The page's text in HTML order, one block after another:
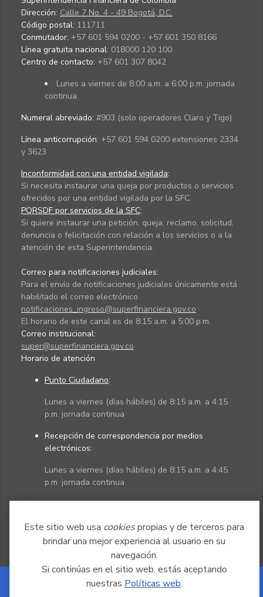
Este sitio web usa cookiespropias y de terceros para
brindar una mejor experiencia al usuario en su
navegación.
Si continúas en el sitio web, estás aceptando
nuestras Políticas web.
Dirección: Calle 7 No. 4 - 49 Bogotá, D.C.
Código postal: 111711
Conmutador: +57 601 594 0200 - +57 601 350 8166
Línea gratuita nacional: 018000 120 100
Centro de contacto: +57 601 307 8042
Lunes a viernes de 8:00 a.m. a 6:00 p.m. jornada
continua.
Numeral abreviado: #903 (solo operadores Claro y Tigo)
Línea anticorrupción: +57 601 594 0200 extensiones 2334
y 3623
Inconformidad con una entidad vigilada:
Si necesita instaurar una queja por productos o servicios
ofrecidos por una entidad vigilada por la SFC.
PQRSDF por servicios de la SFC:
Si quiere instaurar una petición, queja, reclamo, solicitud,
denuncia o felicitación con relación a los servicios o a la
atención de esta Superintendencia.
Correo para notificaciones judiciales:
Para el envío de notificaciones judiciales únicamente está
habilitado el correo electrónico
notificaciones_ingreso@superfinanciera.gov.co
El horario de este canal es de 8:15 a.m. a 5:00 p.m.
Correo institucional:
super@superfinanciera.gov.co
Horario de atención
Punto Ciudadano:
Lunes a viernes (días hábiles) de 8:15 a.m. a 4:15
p.m. jornada continua
Recepción de correspondencia por medios
electrónicos:
Lunes a viernes (días hábiles) de 8:15 a.m. a 4:45
p.m. jornada continua